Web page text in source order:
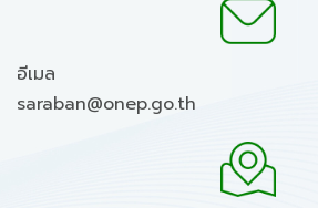
อีเมล
saraban@onep.go.th